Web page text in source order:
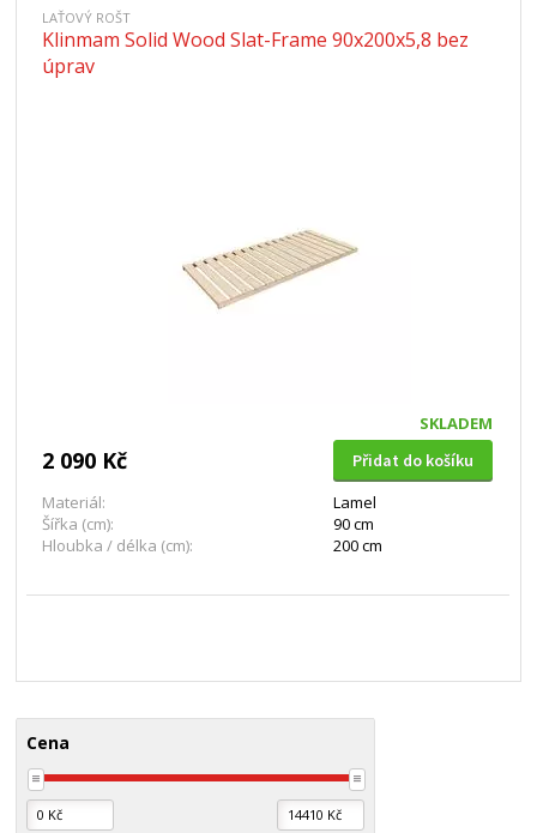
LAŤOVÝ ROŠT
Klinmam Solid Wood Slat-Frame 90x200x5,8 bez
úprav
SKLADEM
2 090 Kč
Přidat do košíku
Materiál:
Lamel
Šířka (cm):
90 cm
Hloubka / délka (cm):
200 cm
Cena